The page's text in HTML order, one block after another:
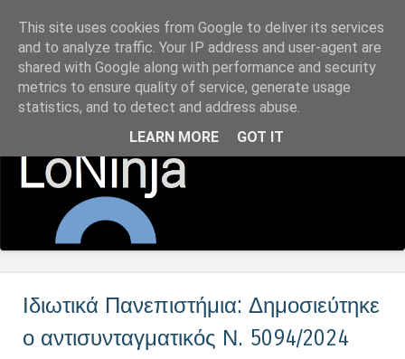
LoNinja.gr
Menu
Ιδιωτικά Πανεπιστήμια: Δημοσιεύτηκε
ο αντισυνταγματικός Ν. 5094/2024
This site uses cookies from Google to deliver its services
and to analyze traffic. Your IP address and user-agent are
shared with Google along with performance and security
metrics to ensure quality of service, generate usage
statistics, and to detect and address abuse.
LEARN MORE
GOT IT